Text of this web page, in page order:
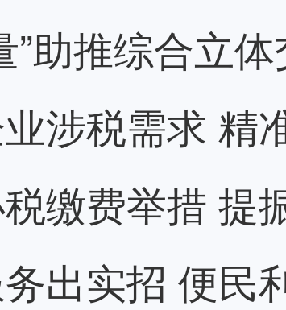
”助推综合立
涉税需求 精
缴费举措 提
出实招 便民